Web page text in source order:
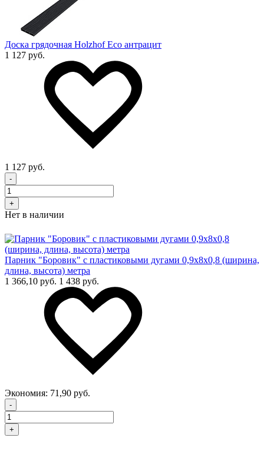
Доска грядочная Holzhof Eco антрацит
1 127 руб.
1 127 руб.
-
+
Нет в наличии
Парник "Боровик" с пластиковыми дугами 0,9х8х0,8 (ширина,
длина, высота) метра
1 366,10 руб. 1 438 руб.
Экономия: 71,90 руб.
-
+